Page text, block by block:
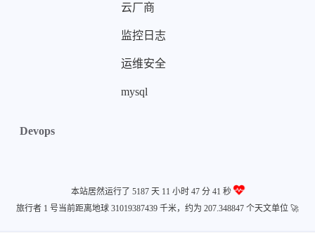
云厂商
监控日志
运维安全
mysql
Devops